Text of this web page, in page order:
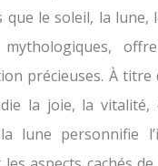
que le soleil, la lune,
précieuses. À titre
la joie, la vitalité,
lune personnifie